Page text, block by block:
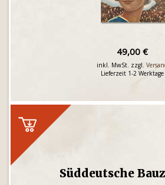
49,00 €
inkl. MwSt. zzgl.
Lieferzeit 1-2 Werktage
Süddeutsche